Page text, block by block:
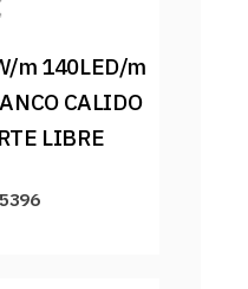
m 140LED/m
CALIDO
LIBRE